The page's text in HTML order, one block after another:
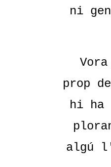
ni
prop
hi ha
algú